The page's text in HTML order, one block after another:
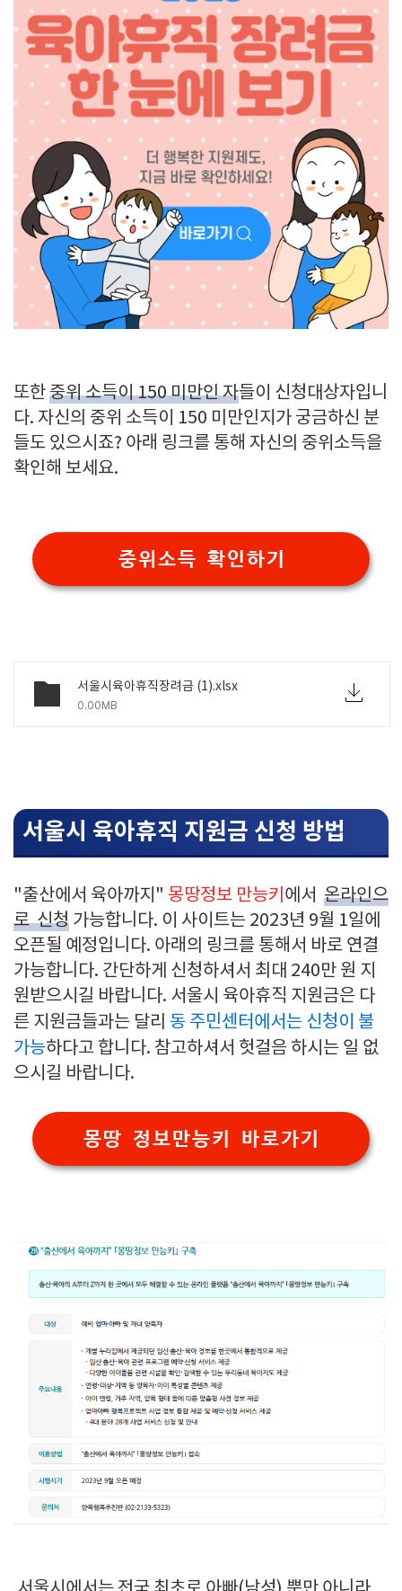
또한중위 소득이 150 미만인 자들이 신청대상자입니
다. 자신의 중위 소득이 150 미만인지가 궁금하신 분
들도 있으시죠? 아래 링크를 통해 자신의 중위소득을
확인해 보세요.
중위소득 확인하기
서울시육아휴직장려금 (1).xlsx
0.00MB
서울시 육아휴직 지원금 신청 방법
"출산에서 육아까지" 몽땅정보 만능키 에서 온라인으
로 신청 가능합니다. 이 사이트는 2023년 9월 1일에
오픈될 예정입니다. 아래의 링크를 통해서 바로 연결
가능합니다. 간단하게 신청하셔서 최대 240만 원 지
원받으시길 바랍니다. 서울시 육아휴직 지원금은 다
른 지원금들과는 달리 동 주민센터에서는 신청이 불
가능하다고 합니다. 참고하셔서 헛걸음 하시는 일 없
으시길 바랍니다.
몽땅 정보만능키 바로가기